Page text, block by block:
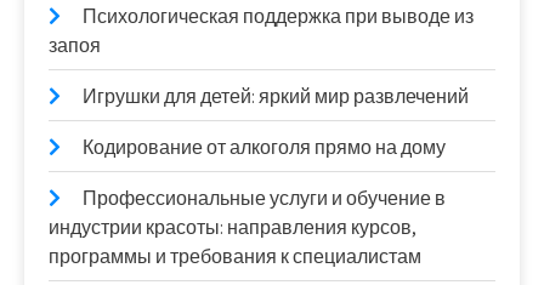
Психологическая поддержка при выводе из
запоя
Игрушки для детей: яркий мир развлечений
Кодирование от алкоголя прямо на дому
Профессиональные услуги и обучение в
индустрии красоты: направления курсов,
программы и требования к специалистам